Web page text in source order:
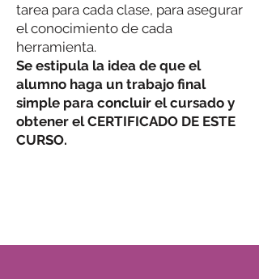
tarea para cada clase, para asegurar
el conocimiento de cada
herramienta.
Se estipula la idea de que el
alumno haga un trabajo final
simple para concluir el cursado y
obtener el CERTIFICADO DE ESTE
CURSO.